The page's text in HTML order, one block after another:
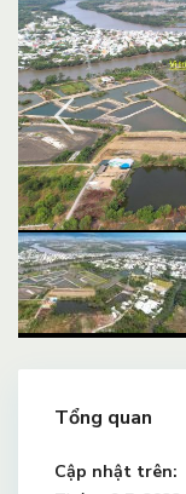
Tổng quan
Cập nhật trên: